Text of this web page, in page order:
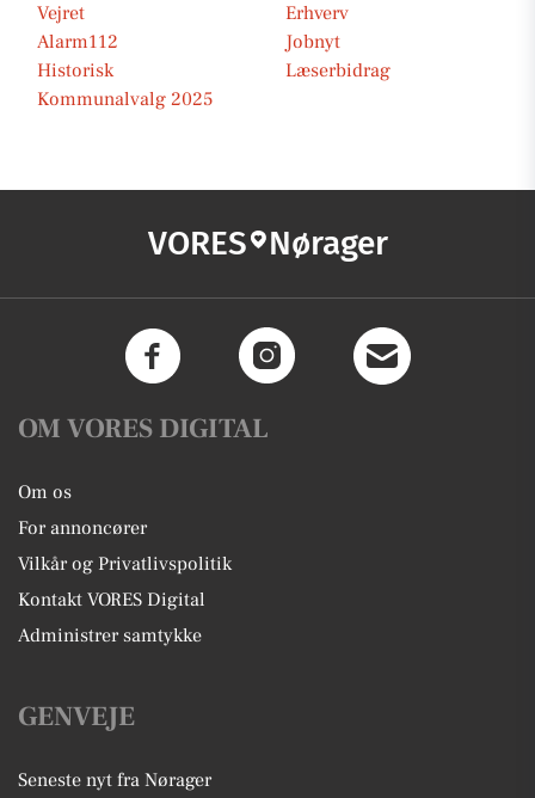
Vejret
Erhverv
Alarm112
Jobnyt
Historisk
Læserbidrag
Kommunalvalg 2025
VORES Nørager
OM VORES DIGITAL
Om os
For annoncører
Vilkår og Privatlivspolitik
Kontakt VORES Digital
Administrer samtykke
GENVEJE
Seneste nyt fra Nørager